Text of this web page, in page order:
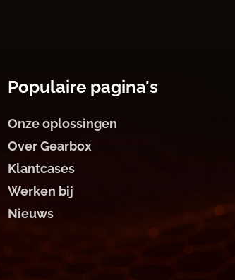
Populaire pagina's
Onze oplossingen
Over Gearbox
Klantcases
Werken bij
Nieuws